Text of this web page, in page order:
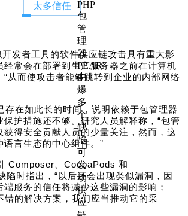
太多信任
发者工具的软件供应链攻击具有重大影
经常会在部署到生产服务器之前在计算机
从而使攻击者能够跳转到企业的内部网络
存在如此长的时间，说明依赖于包管理器
保护措施还不够。研究人员解释称，“包管
获得安全贡献人员的少量关注，然而，这
言生态的中心组件。”
Composer、CocoaPods 和
陷时指出，“以后还会出现类似漏洞，因
服务的信任将减少这些漏洞的影响；
的解决方案，我们应当推动它的采